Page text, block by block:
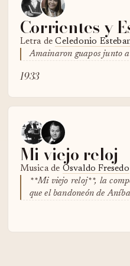
Corrientes y
Letra deCeledonio
Amainaron guapos junto
1933
Mi viejo reloj
Musica de Osvaldo Fresedo
**Mi viejo reloj**, la
que el bandoneón de